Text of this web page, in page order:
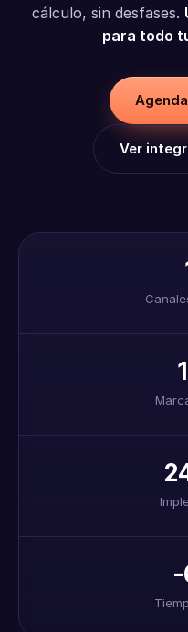
cálculo, sin desfases.
para todo
Ver
-